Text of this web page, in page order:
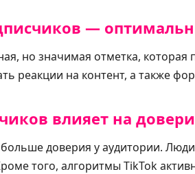
—
но значимая отметка, которая
реакции на контент, а также
влияет на
доверия у аудитории.
того, алгоритмы TikTok